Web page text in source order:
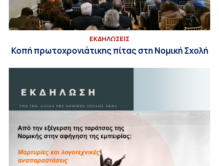
ΕΚΔΗΛΩΣΕΙΣ
Κοπή πρωτοχρονιάτικης πίτας στη Νομική Σχολή